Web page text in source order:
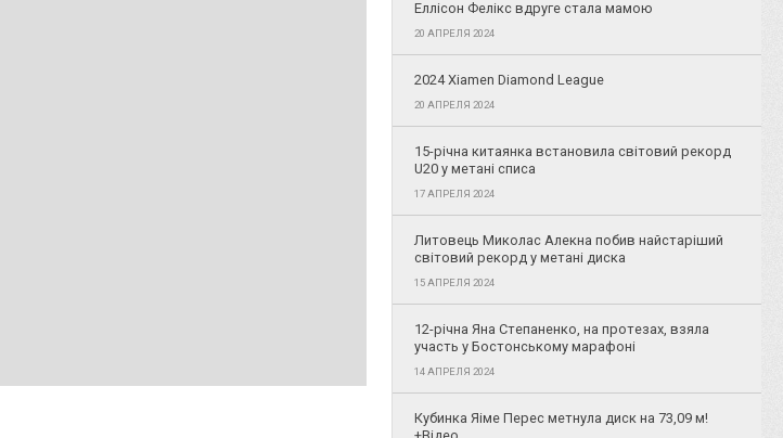
Еллісон Фелікс вдруге стала мамою
20 АПРЕЛЯ 2024
2024 Xiamen Diamond League
20 АПРЕЛЯ 2024
15-річна китаянка встановила світовий рекорд
U20 у метані списа
17 АПРЕЛЯ 2024
Литовець Миколас Алекна побив найстаріший
світовий рекорд у метані диска
15 АПРЕЛЯ 2024
12-річна Яна Степаненко, на протезах, взяла
участь у Бостонському марафоні
14 АПРЕЛЯ 2024
Кубинка Яіме Перес метнула диск на 73,09 м!